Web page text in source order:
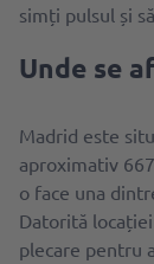
simți pulsul și
Unde se
Madrid este
aproximativ
o face una
Datorită
plecare pentru